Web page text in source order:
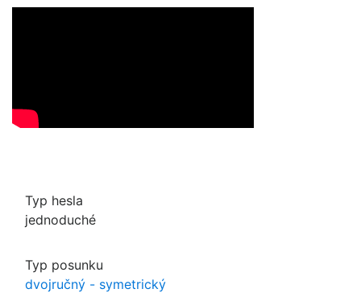
Typ hesla
jednoduché
Typ posunku
dvojručný - symetrický